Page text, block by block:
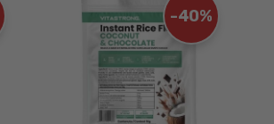
-40%